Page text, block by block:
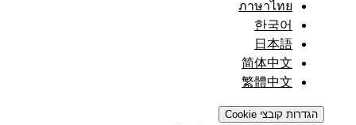
ภาษาไทย
한국어
日本語
简体中文
繁體中文
הגדרות קובצי Cookie